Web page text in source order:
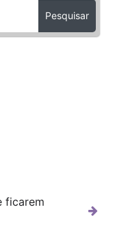
Pesquisar
ficarem